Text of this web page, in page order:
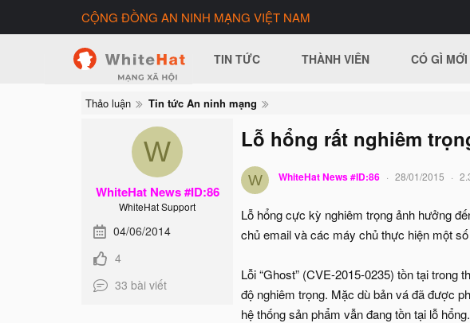
CỘNG ĐỒNG AN NINH MẠNG VIỆT NAM
TIN TỨC THÀNH VIÊN CÓ GÌ MỚI
Thảo luận Tin tức An ninh mạng
W
WhiteHat News #ID:86
WhiteHat Support
04/06/2014
4
33 bài viết
Lỗ hổng rất nghiêm
W WhiteHat News #ID:86 28/01/2015
Lỗ hổng cực kỳ nghiêm trọng ảnh hưởng
chủ email và các máy chủ thực hiện một
Lỗi “Ghost” (CVE-2015-0235) tồn tại
độ nghiêm trọng. Mặc dù bản vá đã được
hệ thống sản phẩm vẫn đang tồn tại lỗ